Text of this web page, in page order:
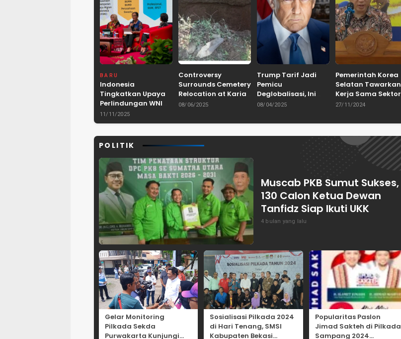
BARU
Indonesia
Tingkatkan Upaya
Perlindungan WNI
dan Pemberantasan
TPPO di Asia
11/11/2025
Controversy
Surrounds Cemetery
Relocation at Karian
Dam Project in
08/06/2025
Trump Tarif Jadi
Pemicu
Deglobalisasi, Ini
Ulasan Tajam dari
ASPRINDO
08/04/2025
Pemerintah Korea
Selatan Tawarkan
Kerja Sama Sektor
Pertanian untuk
Pangan Indonesia
27/11/2024
POLITIK
Muscab PKB Sumut Sukses,
130 Calon Ketua Dewan
Tanfidz Siap Ikuti UKK
4 bulan yang lalu
Gelar Monitoring
Pilkada Sekda
Purwakarta Kunjungi
Sosialisasi Pilkada 2024
di Hari Tenang, SMSI
Kabupaten Bekasi
Popularitas Paslon
Jimad Sakteh di Pilkada
Sampang 2024